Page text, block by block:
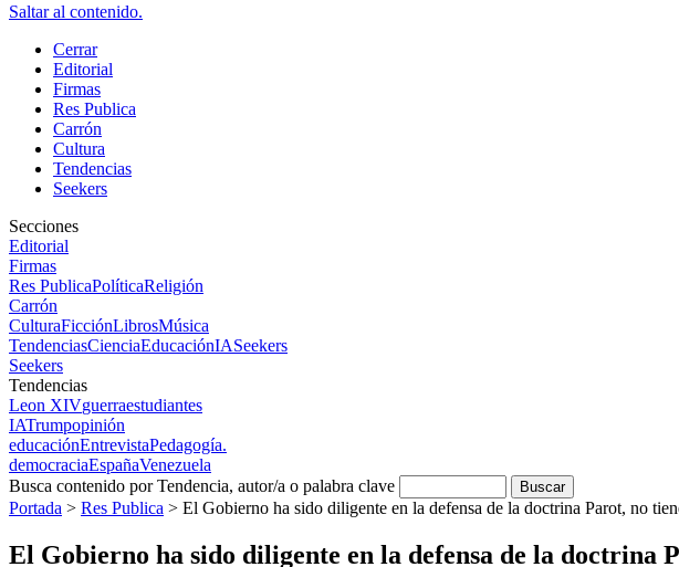
Saltar al contenido.
Cerrar
Editorial
Firmas
Res Publica
Carrón
Cultura
Tendencias
Seekers
Secciones
Editorial
Firmas
Res PublicaPolíticaReligión
Carrón
CulturaFicciónLibrosMúsica
TendenciasCienciaEducaciónIASeekers
Seekers
Tendencias
Leon XIVguerraestudiantes
IATrumpopinión
educaciónEntrevistaPedagogía.
democraciaEspañaVenezuela
Busca contenido por Tendencia, autor/a o palabra clave
Portada > Res Publica > El Gobierno ha sido diligente en la defensa de la doctrina Parot, no
El Gobierno ha sido diligente en la defensa de la doctrina